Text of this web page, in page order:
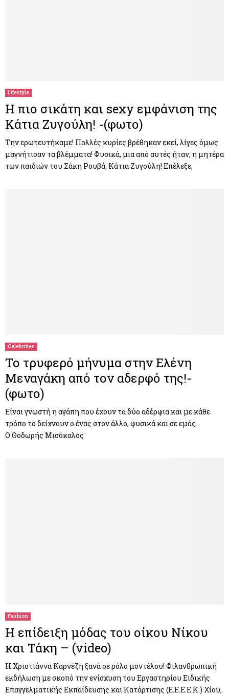
Lifestyle
H πιο σικάτη και sexy εμφάνιση της
Κάτια Ζυγούλη! -(φωτο)
Την ερωτευτήκαμε! Πολλές κυρίες βρέθηκαν εκεί, λίγες όμως
μαγνήτισαν τα βλέμματα! Φυσικά, μια από αυτές ήταν, η μητέρα
των παιδιών του Σάκη Ρουβά, Κάτια Ζυγούλη! Επέλεξε,
Celebrities
Το τρυφερό μήνυμα στην Ελένη
Μεναγάκη από τον αδερφό της!-
(φωτο)
Είναι γνωστή η αγάπη που έχουν τα δύο αδέρφια και με κάθε
τρόπο το δείχνουν ο ένας στον άλλο, φυσικά και σε εμάς.
Ο Θοδωρής Μισόκαλος
Fashion
Η επίδειξη μόδας του οίκου Νίκου
και Τάκη – (video)
Η Χριστιάννα Καρνέζη ξανά σε ρόλο μοντέλου! Φιλανθρωπική
εκδήλωση με σκοπό την ενίσχυση του Εργαστηρίου Ειδικής
Επαγγελματικής Εκπαίδευσης και Κατάρτισης (Ε.Ε.Ε.Ε.Κ.) Χίου,